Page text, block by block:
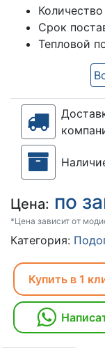
Срок
Тепловой
Цена: по
*Цена зависит от
Категория:
Купить в 1